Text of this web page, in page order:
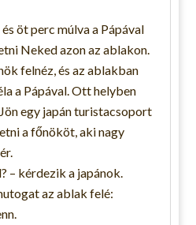
öt perc múlva a Pápával
Neked azon az ablakon.
felnéz, és az ablakban
a Pápával. Ott helyben
egy japán turistacsoport
a főnököt, aki nagy
– kérdezik a japánok.
az ablak felé: